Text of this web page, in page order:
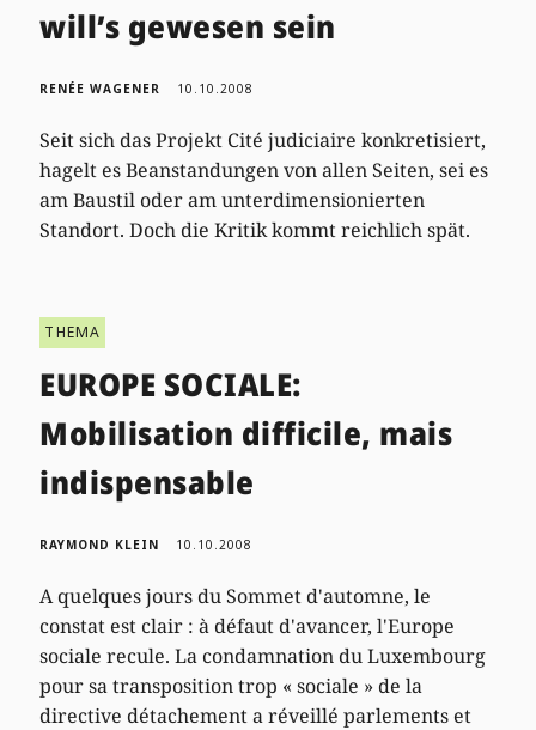
will’s gewesen sein
RENÉE WAGENER 10.10.2008
Seit sich das Projekt Cité judiciaire konkretisiert,
hagelt es Beanstandungen von allen Seiten, sei es
am Baustil oder am unterdimensionierten
Standort. Doch die Kritik kommt reichlich spät.
THEMA
EUROPE SOCIALE:
Mobilisation difficile, mais
indispensable
RAYMOND KLEIN 10.10.2008
A quelques jours du Sommet d'automne, le
constat est clair : à défaut d'avancer, l'Europe
sociale recule. La condamnation du Luxembourg
pour sa transposition trop « sociale » de la
directive détachement a réveillé parlements et